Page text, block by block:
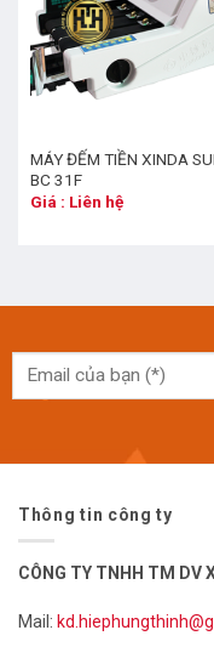
MÁY ĐẾM TIỀN XINDA
BC 31F
Giá : Liên hệ
Thông tin công ty
CÔNG TY TNHH TM DV
Mail: